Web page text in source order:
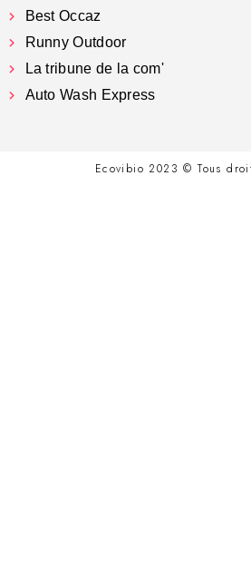
Best Occaz
Runny Outdoor
La tribune de la com'
Auto Wash Express
Ecovibio 2023 © Tous